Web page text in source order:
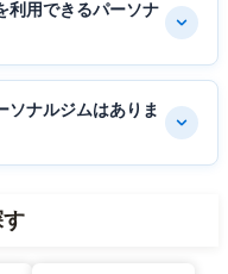
利用できるパーソナ
ソナルジムはありま